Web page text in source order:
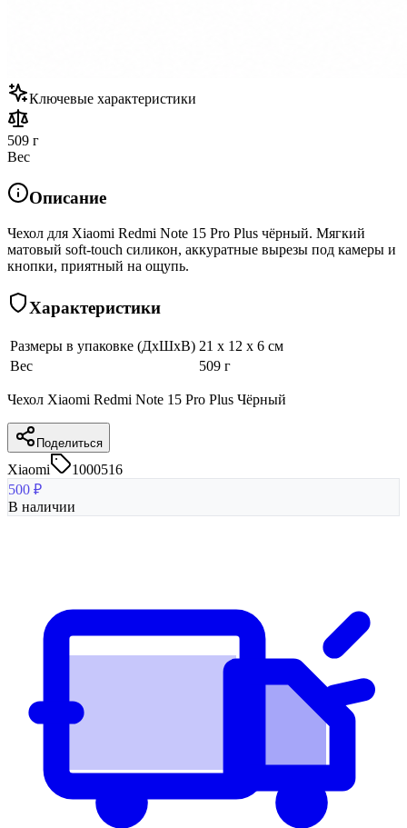
Ключевые характеристики
509 г
Вес
Описание
Чехол для Xiaomi Redmi Note 15 Pro Plus чёрный. Мягкий
матовый soft-touch силикон, аккуратные вырезы под камеры и
кнопки, приятный на ощупь.
Характеристики
Размеры в упаковке (ДхШхВ) 21 x 12 x 6 см
Вес
509 г
Чехол Xiaomi Redmi Note 15 Pro Plus Чёрный
Поделиться
Xiaomi
1000516
500 ₽
В наличии